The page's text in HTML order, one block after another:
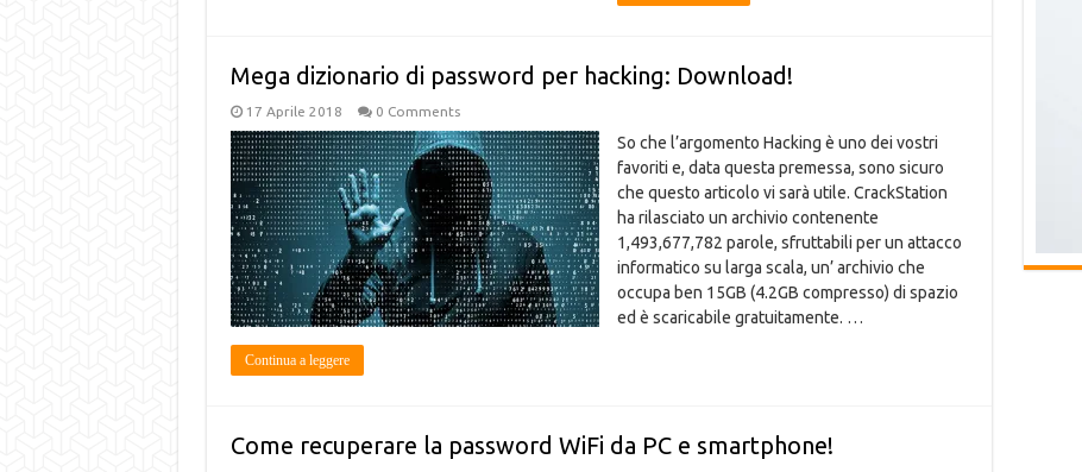
Mega dizionario di password per hacking: Download!
17 Aprile 2018 0 Comments
So che l’argomento Hacking è uno dei vostri
favoriti e, data questa premessa, sono sicuro
che questo articolo vi sarà utile. CrackStation
ha rilasciato un archivio contenente
1,493,677,782 parole, sfruttabili per un attacco
informatico su larga scala, un’ archivio che
occupa ben 15GB (4.2GB compresso) di spazio
ed è scaricabile gratuitamente. …
Continua a leggere
Come recuperare la password WiFi da PC e smartphone!